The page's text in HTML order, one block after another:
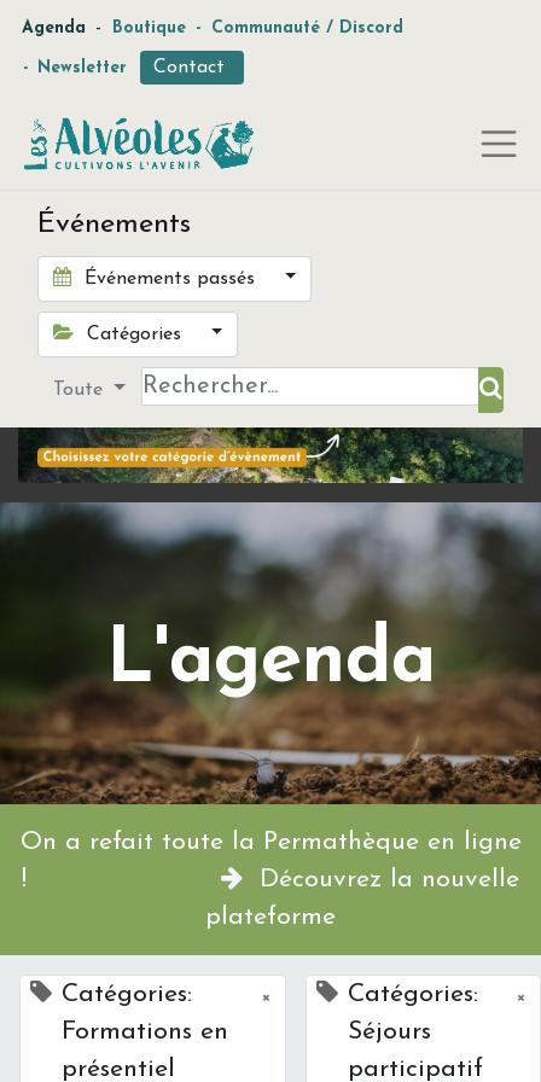
Agenda - Boutique - Communauté / Discord
- Newsletter Contact
Événements
Événements passés
Catégories
Toute
L'agenda
On a refait toute la Permathèque en ligne
!
Découvrez la nouvelle
plateforme
Catégories:
Formations en
présentiel
×
Catégories:
Séjours
participatif
×